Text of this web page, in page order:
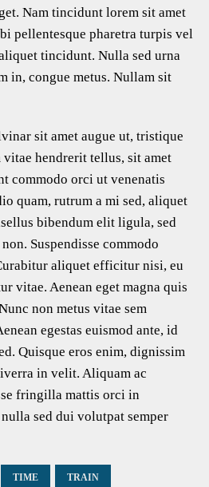
Nam tincidunt lorem sit amet
pellentesque pharetra turpis vel
tincidunt. Nulla sed urna
in, congue metus. Nullam sit
sit amet augue ut, tristique
hendrerit tellus, sit amet
commodo orci ut venenatis
quam, rutrum a mi sed, aliquet
bibendum elit ligula, sed
Suspendisse commodo
aliquet efficitur nisi, eu
vitae. Aenean eget magna quis
non metus vitae sem
egestas euismod ante, id
Quisque eros enim, dignissim
in velit. Aliquam ac
fringilla mattis orci in
sed dui volutpat semper
TIME TRAIN